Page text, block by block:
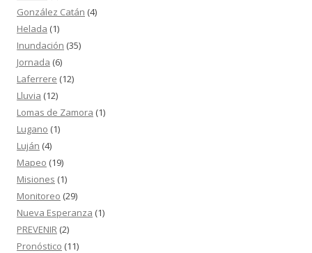
González Catán (4)
Helada (1)
Inundación (35)
Jornada (6)
Laferrere (12)
Lluvia (12)
Lomas de Zamora (1)
Lugano (1)
Luján (4)
Mapeo (19)
Misiones (1)
Monitoreo (29)
Nueva Esperanza (1)
PREVENIR (2)
Pronóstico (11)